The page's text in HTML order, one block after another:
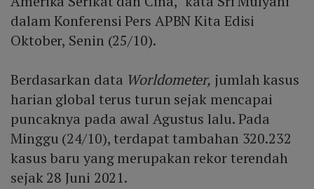
dalam Konferensi Pers APBN Kita Edisi
Oktober, Senin (25/10).
Berdasarkan data Worldometer, jumlah kasus
harian global terus turun sejak mencapai
puncaknya pada awal Agustus lalu. Pada
Minggu (24/10), terdapat tambahan 320.232
kasus baru yang merupakan rekor terendah
sejak 28 Juni 2021.